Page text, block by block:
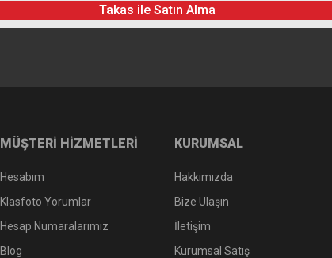
Takas ile Satın Alma
MÜŞTERİ HİZMETLERİ
Hesabım
Klasfoto Yorumlar
Hesap Numaralarımız
Blog
KURUMSAL
Hakkımızda
Bize Ulaşın
İletişim
Kurumsal Satış